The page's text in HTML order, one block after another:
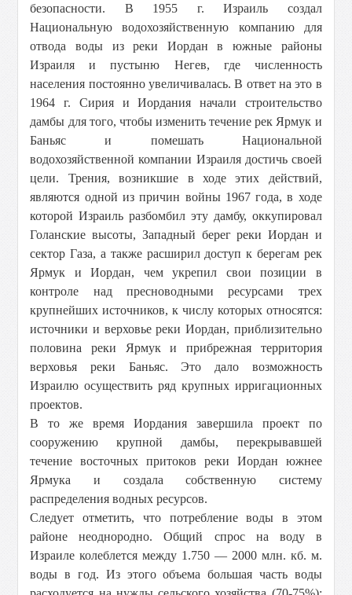
безопасности. В 1955 г. Израиль создал
Национальную водохозяйственную компанию для
отвода воды из реки Иордан в южные районы
Израиля и пустыню Негев, где численность
населения постоянно увеличивалась. В ответ на это в
1964 г. Сирия и Иордания начали строительство
дамбы для того, чтобы изменить течение рек Ярмук и
Баньяс и помешать Национальной
водохозяйственной компании Израиля достичь своей
цели. Трения, возникшие в ходе этих действий,
являются одной из причин войны 1967 года, в ходе
которой Израиль разбомбил эту дамбу, оккупировал
Голанские высоты, Западный берег реки Иордан и
сектор Газа, а также расширил доступ к берегам рек
Ярмук и Иордан, чем укрепил свои позиции в
контроле над пресноводными ресурсами трех
крупнейших источников, к числу которых относятся:
источники и верховье реки Иордан, приблизительно
половина реки Ярмук и прибрежная территория
верховья реки Баньяс. Это дало возможность
Израилю осуществить ряд крупных ирригационных
проектов.
В то же время Иордания завершила проект по
сооружению крупной дамбы, перекрывавшей
течение восточных притоков реки Иордан южнее
Ярмука и создала собственную систему
распределения водных ресурсов.
Следует отметить, что потребление воды в этом
районе неоднородно. Общий спрос на воду в
Израиле колеблется между 1.750 — 2000 млн. кб. м.
воды в год. Из этого объема большая часть воды